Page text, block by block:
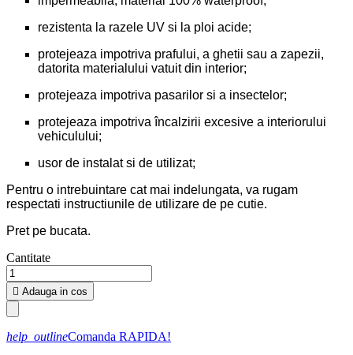
rezistenta la razele UV si la ploi acide;
protejeaza impotriva prafului, a ghetii sau a zapezii,
datorita materialului vatuit din interior;
protejeaza impotriva pasarilor si a insectelor;
protejeaza impotriva încalzirii excesive a interiorului
vehiculului;
usor de instalat si de utilizat;
Pentru o intrebuintare cat mai indelungata, va rugam
respectati instructiunile de utilizare de pe cutie.
Pret pe bucata.
Cantitate
 Adauga in cos
help_outlineComanda RAPIDA!